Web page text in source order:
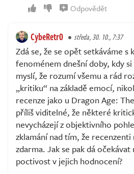
Odpovědět
CybeRetr0 středa, 30. 10., 7:37
Zdá se, že se opět setkáváme s
fenoménem dnešní doby, kdy
myslí, že rozumí všemu a rád
„kritiku“ na základě emocí,
recenze jako u Dragon Age:
příliš viditelné, že některé
nevycházejí z objektivního
zklamání nad tím, že
zdarma. Jak se pak dá
poctivost v jejich hodnocení?